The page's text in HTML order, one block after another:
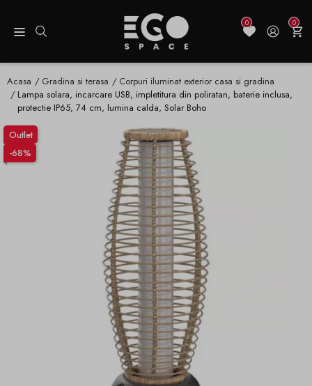
0 0
Acasa Gradina si terasa
Corpuri iluminat exterior casa si gradina
Lampa solara, incarcare USB, impletitura din poliratan, baterie inclusa,
protectie IP65, 74 cm, lumina calda, Solar Boho
Outlet
-68%